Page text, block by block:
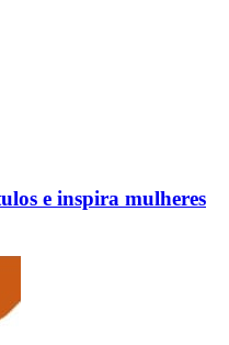
e inspira mulheres